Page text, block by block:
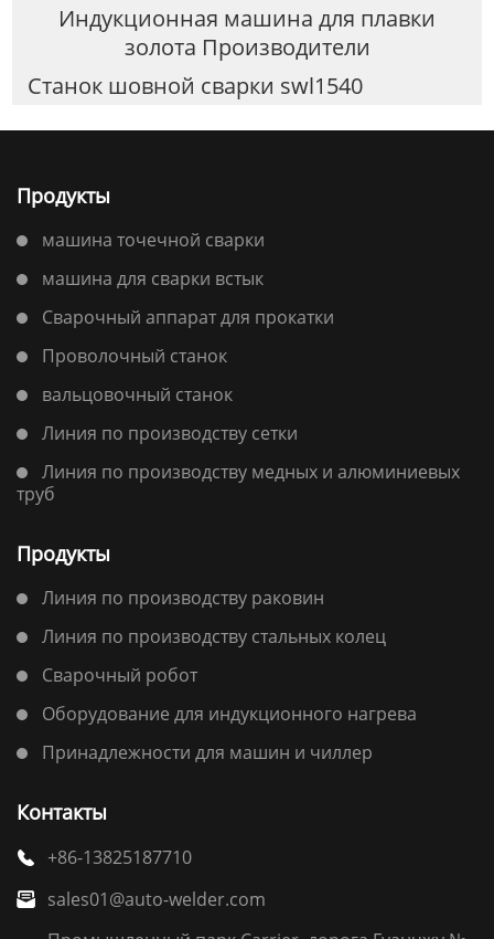
Индукционная машина для плавки
золота Производители
Станок шовной сварки swl1540
Продукты
машина точечной сварки
машина для сварки встык
Сварочный аппарат для прокатки
Проволочный станок
вальцовочный станок
Линия по производству сетки
Линия по производству медных и алюминиевых
труб
Продукты
Линия по производству раковин
Линия по производству стальных колец
Сварочный робот
Оборудование для индукционного нагрева
Принадлежности для машин и чиллер
Контакты
 +86-13825187710

sales01@auto-welder.com